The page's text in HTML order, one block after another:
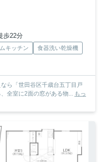
歩22分
キッチン
食器洗い乾燥機
ら「世田谷区千歳台五丁目戸
全室に2面の窓がある物... もっ